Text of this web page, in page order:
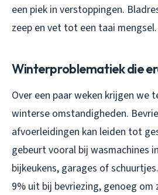
een piek in verstoppingen.
zeep en vet tot een taai mengsel.
Winterproblematiek die
Over een paar weken krijgen we
winterse omstandigheden.
afvoerleidingen kan leiden tot
gebeurt vooral bij wasmachines
bijkeukens, garages of
9% uit bij bevriezing, genoeg om